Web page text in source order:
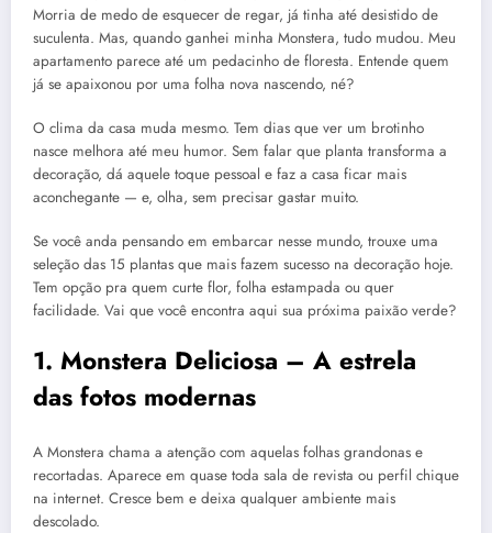
Morria de medo de esquecer de regar, já tinha até desistido de
suculenta. Mas, quando ganhei minha Monstera, tudo mudou. Meu
apartamento parece até um pedacinho de floresta. Entende quem
já se apaixonou por uma folha nova nascendo, né?
O clima da casa muda mesmo. Tem dias que ver um brotinho
nasce melhora até meu humor. Sem falar que planta transforma a
decoração, dá aquele toque pessoal e faz a casa ficar mais
aconchegante — e, olha, sem precisar gastar muito.
Se você anda pensando em embarcar nesse mundo, trouxe uma
seleção das 15 plantas que mais fazem sucesso na decoração hoje.
Tem opção pra quem curte flor, folha estampada ou quer
facilidade. Vai que você encontra aqui sua próxima paixão verde?
1. Monstera Deliciosa – A estrela
das fotos modernas
A Monstera chama a atenção com aquelas folhas grandonas e
recortadas. Aparece em quase toda sala de revista ou perfil chique
na internet. Cresce bem e deixa qualquer ambiente mais
descolado.